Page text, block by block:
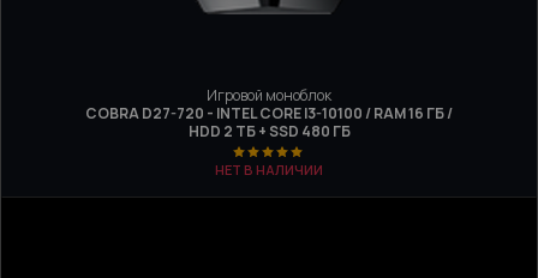
Игровой моноблок
COBRA D27-720 - INTEL CORE I3-10100 / RAM 16 ГБ /
HDD 2 ТБ + SSD 480 ГБ
НЕТ В НАЛИЧИИ